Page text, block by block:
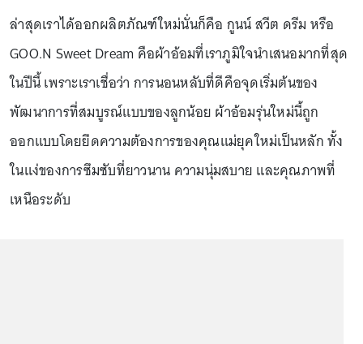
ล่าสุดเราได้ออกผลิตภัณฑ์ใหม่นั่นก็คือ กูนน์ สวีต ดรีม หรือ
GOO.N Sweet Dream คือผ้าอ้อมที่เราภูมิใจนำเสนอมากที่สุด
ในปีนี้ เพราะเราเชื่อว่า การนอนหลับที่ดีคือจุดเริ่มต้นของ
พัฒนาการที่สมบูรณ์แบบของลูกน้อย ผ้าอ้อมรุ่นใหม่นี้ถูก
ออกแบบโดยยึดความต้องการของคุณแม่ยุคใหม่เป็นหลัก ทั้ง
ในแง่ของการซึมซับที่ยาวนาน ความนุ่มสบาย และคุณภาพที่
เหนือระดับ